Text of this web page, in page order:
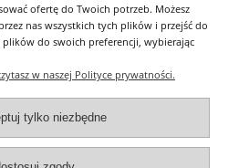
Zakupy
Moje konto
Pozostałe
ofertę do Twoich potrzeb. Możesz
nas wszystkich tych plików i przejść do
do swoich preferencji, wybierając
w naszej Polityce prywatności.
tylko niezbędne